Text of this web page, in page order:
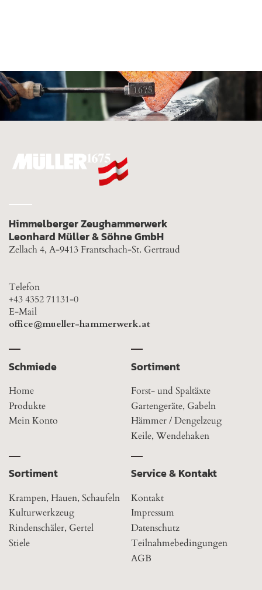
Himmelberger Zeughammerwerk
Leonhard Müller & Söhne GmbH
Zellach 4, A-9413 Frantschach-St. Gertraud
Telefon
+43 4352 71131-0
E-Mail
office@mueller-hammerwerk.at
Schmiede
Home
Produkte
Mein Konto
Sortiment
Forst- und Spaltäxte
Gartengeräte, Gabeln
Hämmer / Dengelzeug
Keile, Wendehaken
Sortiment
Krampen, Hauen, Schaufeln
Kulturwerkzeug
Rindenschäler, Gertel
Stiele
Service & Kontakt
Kontakt
Impressum
Datenschutz
Teilnahmebedingungen
AGB